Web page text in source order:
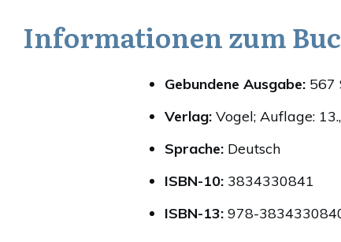
Informationen zum
Gebundene Ausgabe: 567
Verlag: Vogel; Auflage:
Sprache: Deutsch
ISBN-10: 3834330841
ISBN-13: 978-